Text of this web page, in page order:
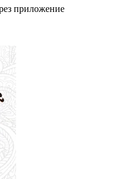
приложение